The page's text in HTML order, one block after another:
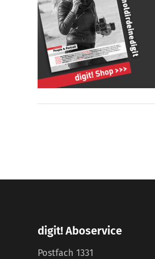
digit! Aboservice
Postfach 1331